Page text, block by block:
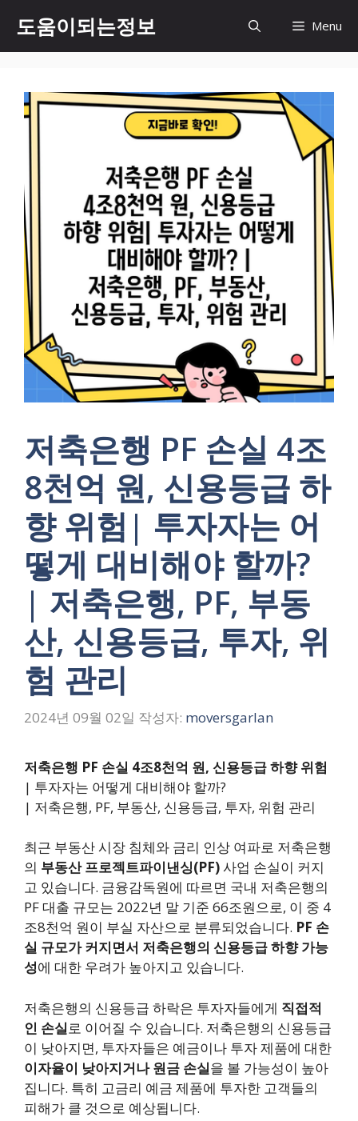
츠
도움이되는정보 Menu
저축은행 PF 손실 4조
8천억 원, 신용등급 하
향 위험| 투자자는 어
떻게 대비해야 할까?
| 저축은행, PF, 부동
산, 신용등급, 투자, 위
험 관리
2024년 09월 02일 작성자: moversgarlan
저축은행 PF 손실 4조8천억 원, 신용등급 하향 위험
| 투자자는 어떻게 대비해야 할까?
| 저축은행, PF, 부동산, 신용등급, 투자, 위험 관리
최근 부동산 시장 침체와 금리 인상 여파로 저축은행
의 부동산 프로젝트파이낸싱(PF)사업 손실이 커지
고 있습니다. 금융감독원에 따르면 국내 저축은행의
PF 대출 규모는 2022년 말 기준 66조원으로, 이 중 4
조8천억 원이 부실 자산으로 분류되었습니다. PF 손
실 규모가 커지면서 저축은행의 신용등급 하향 가능
성에 대한 우려가 높아지고 있습니다.
저축은행의 신용등급 하락은 투자자들에게 직접적
인 손실 로 이어질 수 있습니다. 저축은행의 신용등급
이 낮아지면, 투자자들은 예금이나 투자 제품에 대한
이자율이 낮아지거나 원금 손실을 볼 가능성이 높아
집니다. 특히 고금리 예금 제품에 투자한 고객들의
피해가 클 것으로 예상됩니다.